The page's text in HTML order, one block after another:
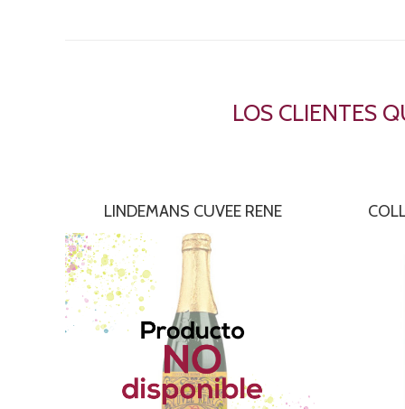
LOS CLIENTES
LINDEMANS CUVEE RENE